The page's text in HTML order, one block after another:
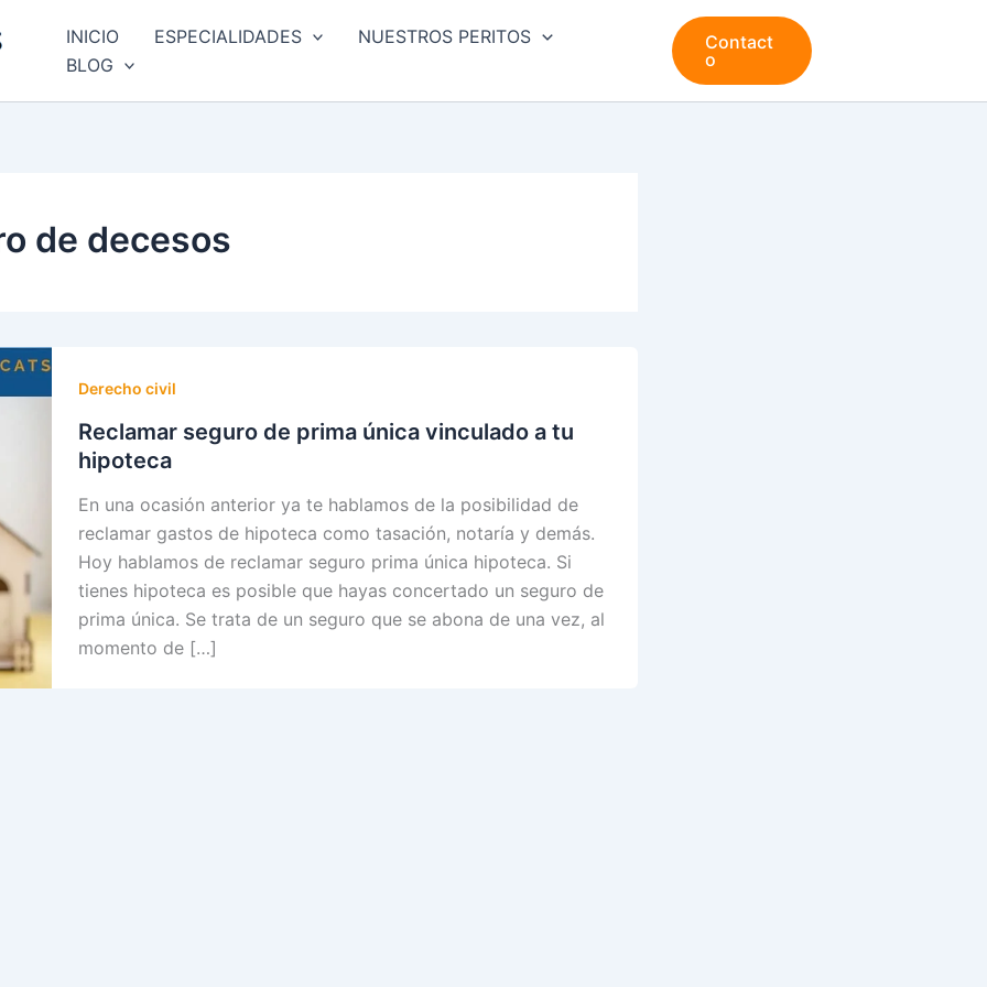
INICIO ESPECIALIDADES
NUESTROS PERITOS
BLOG
Contact
o
de decesos
Derecho civil
Reclamar seguro de prima única vinculado a tu
hipoteca
En una ocasión anterior ya te hablamos de la posibilidad de
reclamar gastos de hipoteca como tasación, notaría y demás.
Hoy hablamos de reclamar seguro prima única hipoteca. Si
tienes hipoteca es posible que hayas concertado un seguro de
prima única. Se trata de un seguro que se abona de una vez, al
momento de […]